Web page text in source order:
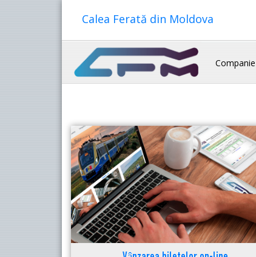
Calea Ferată din Moldova
Companie